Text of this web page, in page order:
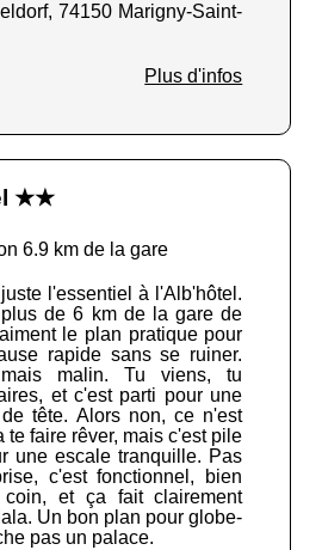
74150 Marigny-Saint-
Plus d'infos
★★
6.9 km de la gare
l'essentiel à l'Alb'hôtel.
de 6 km de la gare de
le plan pratique pour
rapide sans se ruiner.
malin. Tu viens, tu
et c'est parti pour une
tête. Alors non, ce n'est
te faire rêver, mais c'est pile
une escale tranquille. Pas
c'est fonctionnel, bien
et ça fait clairement
Un bon plan pour globe-
pas un palace.